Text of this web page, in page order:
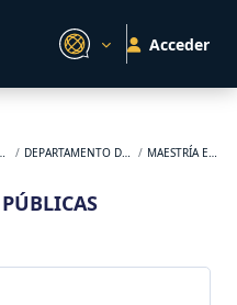
Acceder
SOCIALES DEPARTAMENTO DE FILOSOFÍA Y HUMANIDADES MAESTRÍA EN POLÍTICAS PÚBLICAS